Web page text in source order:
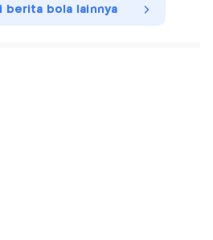
berita bola lainnya